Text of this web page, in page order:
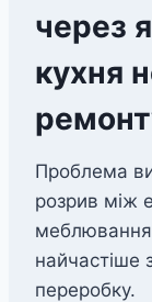
через
кухня
Проблема
розрив між
найчастіше
переробку.